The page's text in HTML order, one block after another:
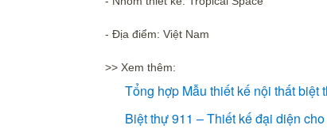
- Địa điểm: Việt Nam
>> Xem thêm:
Tổng hợp Mẫu thiết kế nội thất
Biệt thự 911 – Thiết kế đại diện